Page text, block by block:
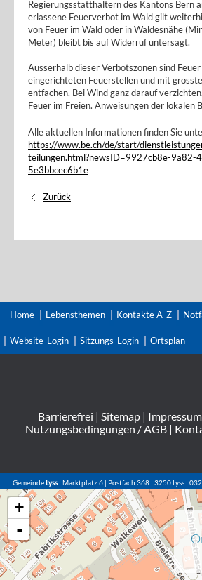
Regierungsstatthaltern des Kantons Bern
erlassene Feuerverbot im Wald gilt
von Feuer im Wald oder in Waldesnähe
Meter) bleibt bis auf Widerruf untersagt.
Ausserhalb dieser Verbotszonen sind
eingerichteten Feuerstellen und mit
entfachen. Bei Wind ganz darauf
Feuer im Freien. Anweisungen der lokalen
Alle aktuellen Informationen finden Sie
https://www.be.ch/de/start/
teilungen.html?newsID=9927cb8e-9a82-
5e3bbcec6b1e
Zurück
Home Lebensthemen Kontakte A-Z
Website-Login Sitzungs-Login Ortsplan
Barrierefrei | Sitemap| Impressum
Nutzungsbedingungen / AGB|
GemeindeLyss| Marktplatz 6 | Postfach 368 | 3250 Lyss |